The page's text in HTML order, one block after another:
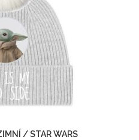
/ STAR WARS